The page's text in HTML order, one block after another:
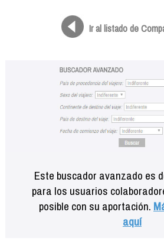
Ir al listado de
Este buscador avanzado es
para los usuarios
posible con su aportación.
aquí